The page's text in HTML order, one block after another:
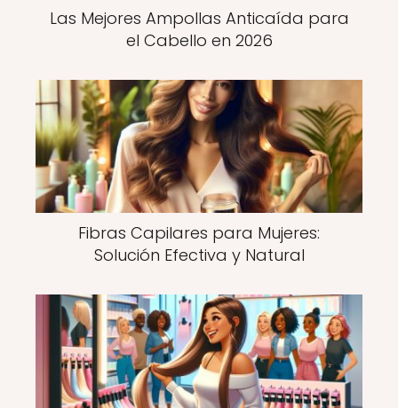
Las Mejores Ampollas Anticaída para
el Cabello en 2026
Fibras Capilares para Mujeres:
Solución Efectiva y Natural